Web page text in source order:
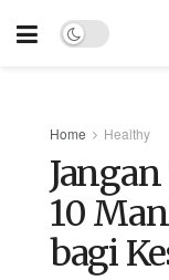
Home Healthy
10
bagi